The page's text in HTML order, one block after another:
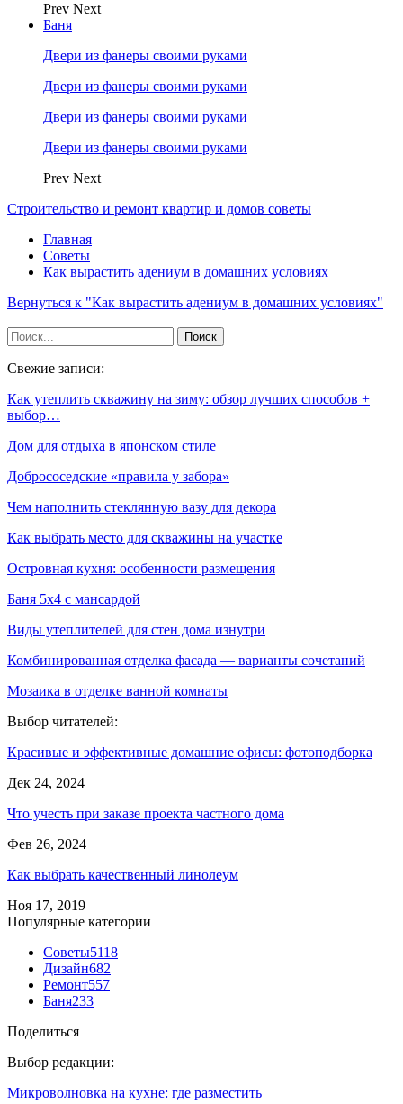
Prev Next
Баня
Двери из фанеры своими руками
Двери из фанеры своими руками
Двери из фанеры своими руками
Двери из фанеры своими руками
Prev Next
Строительство и ремонт квартир и домов советы
Главная
Советы
Как вырастить адениум в домашних условиях
Вернуться к "Как вырастить адениум в домашних условиях"
Свежие записи:
Как утеплить скважину на зиму: обзор лучших способов +
выбор…
Дом для отдыха в японском стиле
Добрососедские «правила у забора»
Чем наполнить стеклянную вазу для декора
Как выбрать место для скважины на участке
Островная кухня: особенности размещения
Баня 5х4 с мансардой
Виды утеплителей для стен дома изнутри
Комбинированная отделка фасада — варианты сочетаний
Мозаика в отделке ванной комнаты
Выбор читателей:
Красивые и эффективные домашние офисы: фотоподборка
Дек 24, 2024
Что учесть при заказе проекта частного дома
Фев 26, 2024
Как выбрать качественный линолеум
Ноя 17, 2019
Популярные категории
Советы5118
Дизайн682
Ремонт557
Баня233
Поделиться
Выбор редакции:
Микроволновка на кухне: где разместить